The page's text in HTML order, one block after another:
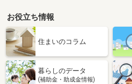
お役立ち情報
住まいのコラム
暮らしのデータ
(補助金・助成金情報)